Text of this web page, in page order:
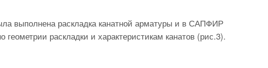
выполнена раскладка канатной арматуры и в САПФИР
раскладки и характеристикам канатов (рис.3).